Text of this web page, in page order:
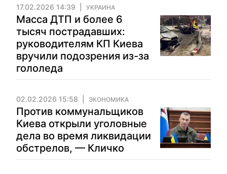
17.02.2026 14:39 УКРАИНА
Масса ДТП и более 6
тысяч пострадавших:
руководителям КП Киева
вручили подозрения из-за
гололеда
02.02.2026 15:58 ЭКОНОМИКА
Против коммунальщиков
Киева открыли уголовные
дела во время ликвидации
обстрелов, — Кличко